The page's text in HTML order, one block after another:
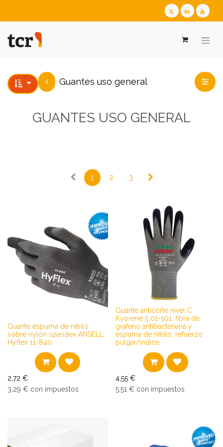
​​​​​​​​​​​​​​Guantes uso general
GUANTES USO GENERAL
1 2 3
​​​​​Guante espuma de nitrilo
sobre nylon spandex ANSELL
Hyflex 11-840
2,72 €
3,29 € con impuestos
​​​​Guante anticorte nivel C
Kyorene 5 01-501, fibra de
grafeno antibacteriana y
espuma de nitrilo, refuerzo
pulgar/índice
4,55€
5,51€ con impuestos